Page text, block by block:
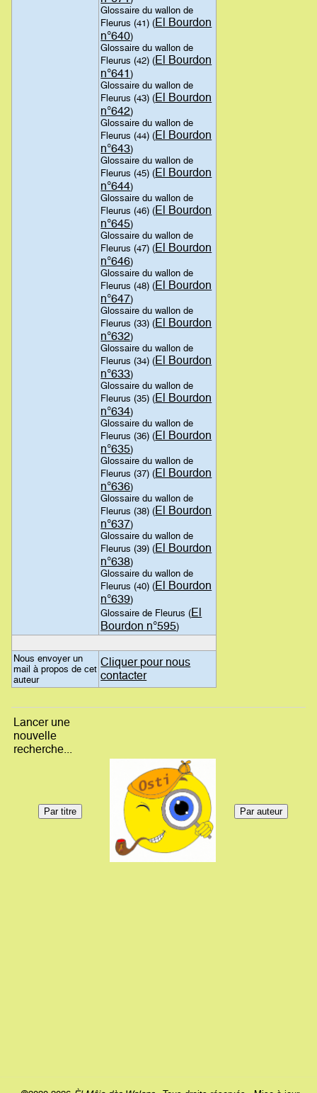
Glossaire du wallon de
Fleurus (41) (El Bourdon
n°640)
Glossaire du wallon de
Fleurus (42) (El Bourdon
n°641)
Glossaire du wallon de
Fleurus (43) (El Bourdon
n°642)
Glossaire du wallon de
Fleurus (44) (El Bourdon
n°643)
Glossaire du wallon de
Fleurus (45) (El Bourdon
n°644)
Glossaire du wallon de
Fleurus (46) (El Bourdon
n°645)
Glossaire du wallon de
Fleurus (47) (El Bourdon
n°646)
Glossaire du wallon de
Fleurus (48) (El Bourdon
n°647)
Glossaire du wallon de
Fleurus (33) (El Bourdon
n°632)
Glossaire du wallon de
Fleurus (34) (El Bourdon
n°633)
Glossaire du wallon de
Fleurus (35) (El Bourdon
n°634)
Glossaire du wallon de
Fleurus (36) (El Bourdon
n°635)
Glossaire du wallon de
Fleurus (37) (El Bourdon
n°636)
Glossaire du wallon de
Fleurus (38) (El Bourdon
n°637)
Glossaire du wallon de
Fleurus (39) (El Bourdon
n°638)
Glossaire du wallon de
Fleurus (40) (El Bourdon
n°639)
Glossaire de Fleurus (El
Bourdon n°595)
Nous envoyer un
mail à propos de cet
auteur
Cliquer pour nous
contacter
Lancer une
nouvelle
recherche...